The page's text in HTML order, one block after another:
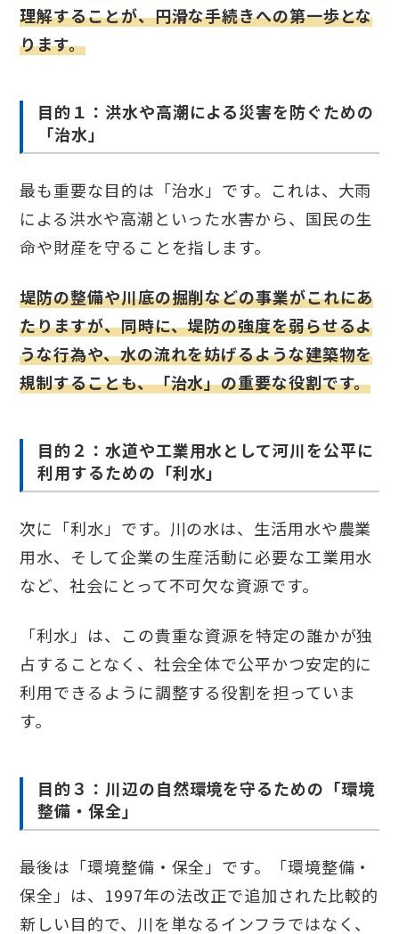
理解することが、円滑な手続きへの第一歩とな
ります。
目的１：洪水や高潮による災害を防ぐための
「治水」
最も重要な目的は「治水」です。これは、大雨
による洪水や高潮といった水害から、国民の生
命や財産を守ることを指します。
堤防の整備や川底の掘削などの事業がこれにあ
たりますが、同時に、堤防の強度を弱らせるよ
うな行為や、水の流れを妨げるような建築物を
規制することも、「治水」の重要な役割です。
目的２：水道や工業用水として河川を公平に
利用するための「利水」
次に「利水」です。川の水は、生活用水や農業
用水、そして企業の生産活動に必要な工業用水
など、社会にとって不可欠な資源です。
「利水」は、この貴重な資源を特定の誰かが独
占することなく、社会全体で公平かつ安定的に
利用できるように調整する役割を担っていま
す。
目的３：川辺の自然環境を守るための「環境
整備・保全」
最後は「環境整備・保全」です。「環境整備・
保全」は、1997年の法改正で追加された比較的
新しい目的で、川を単なるインフラではなく、